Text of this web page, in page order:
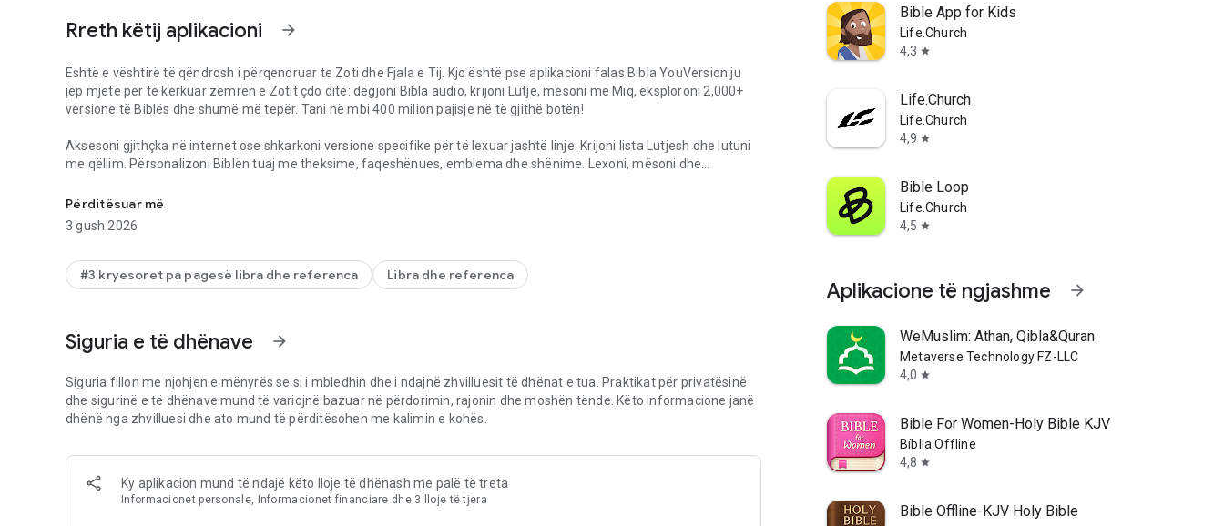
Rreth këtij aplikacioni arrow_forward
Është e vështirë të qëndrosh i përqendruar te Zoti dhe Fjala e Tij. Kjo është pse aplikacioni falas Bibla YouVersion ju
jep mjete për të kërkuar zemrën e Zotit çdo ditë: dëgjoni Bibla audio, krijoni Lutje, mësoni me Miq, eksploroni 2,000+
versione të Biblës dhe shumë më tepër. Tani në mbi 400 milion pajisje në të gjithë botën!
Aksesoni gjithçka në internet ose shkarkoni versione specifike për të lexuar jashtë linje. Krijoni lista Lutjesh dhe lutuni
me qëllim. Përsonalizoni Biblën tuaj me theksime, faqeshënues, emblema dhe shënime. Lexoni, mësoni dhe
zbulimet tuaja. Krijoni imazhe arti nga vargjet e Biblës për të shpërndare & shtoni vargje të Biblës në fotot tuaja.
LEXONI BIBLËN PËRDITË
● Kaloni midis 2,000+ versione të Biblës në 1,300+ gjuhë.
● Versione të njohura: KJV, NIV, NKJV, NLT, ESV, NASB, Versioni Standard i Rishikuar (RSV), dhe më shumë.
● Lexoni Vargun e Ditës
LIDHU ME MIQ
● Përqendroni miqësitë tuaja rreth Shkrimit të Shenjtë në Aplikacionin të Biblës.
● Përmbajtja: Shikoni se çfarë shënojnë dhe theksojnë miqtë tuaj.
MËSONI FJALËN E ZOTIT
● Plane Leximi: Mijëra Dedikime, Plane të Biblës.
● Video: Shikoni klipe nga filmi JESUS.
Përditësuar më
3 gush 2026
#3 kryesoret pa pagesë libra dhe referenca Libra dhe referenca
Siguria e të dhënave arrow_forward
Siguria fillon me njohjen e mënyrës se si i mbledhin dhe i ndajnë zhvilluesit të dhënat e tua. Praktikat për privatësinë
dhe sigurinë e të dhënave mund të variojnë bazuar në përdorimin, rajonin dhe moshën tënde. Këto informacione janë
dhënë nga zhvilluesi dhe ato mund të përditësohen me kalimin e kohës.
Ky aplikacion mund të ndajë këto lloje të dhënash me palë të treta
Informacionet personale, Informacionet financiare dhe 3 lloje të tjera
Bible App for Kids
Life.Church
4,3 star
Life.Church
Life.Church
4,9 star
Bible Loop
Life.Church
4,5 star
Aplikacione të ngjashme arrow_forward
WeMuslim: Athan, Qibla&Quran
Metaverse Technology FZ-LLC
4,0 star
Bible For Women-Holy Bible KJV
Bíblia Offline
4,8 star
Bible Offline-KJV Holy Bible